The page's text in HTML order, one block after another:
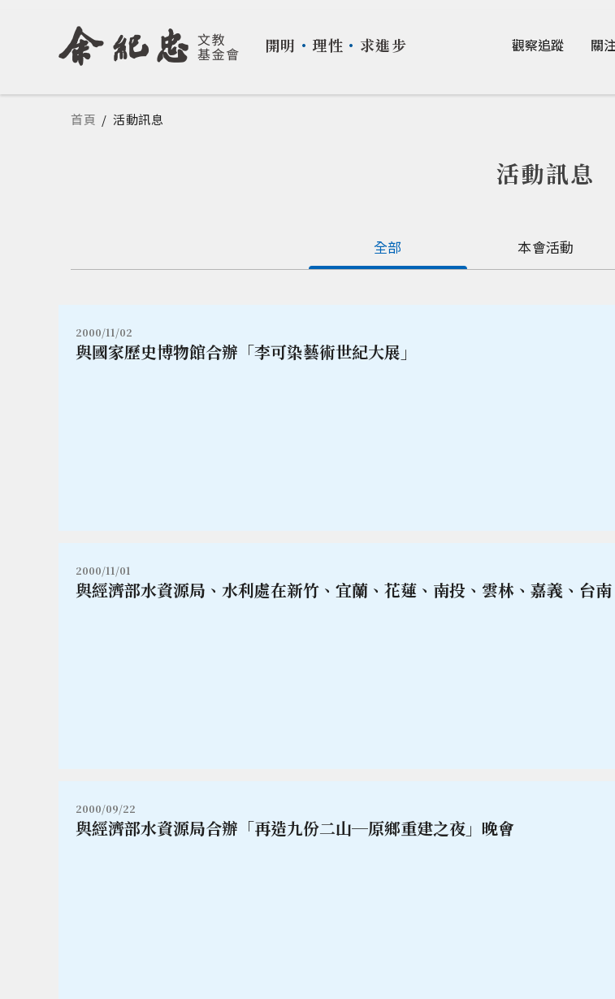
開明 ・ 理性 ・ 求進步 觀察追蹤 關
您在這裡
首頁 / 活動訊息
活動訊息
全部 本會活動
2000/11/02
與國家歷史博物館合辦「李可染藝術世紀大展」
2000/11/01
與經濟部水資源局、水利處在新竹、宜蘭、花蓮、南投、雲林、嘉義、台
2000/09/22
與經濟部水資源局合辦「再造九份二山─原鄉重建之夜」晚會